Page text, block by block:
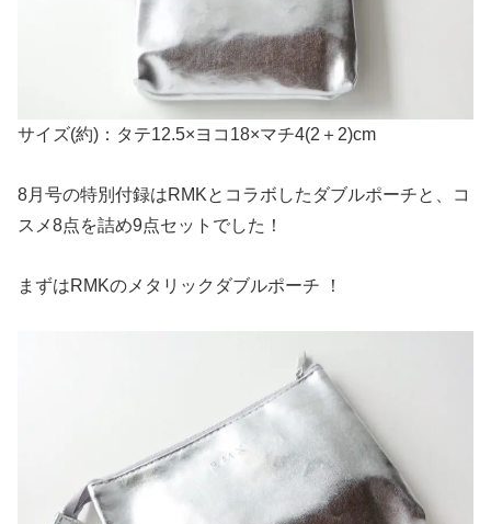
サイズ(約)：タテ12.5×ヨコ18×マチ4(2＋2)cm
8月号の特別付録はRMKとコラボしたダブルポーチと、コ
スメ8点を詰め9点セットでした！
まずはRMKのメタリックダブルポーチ ！